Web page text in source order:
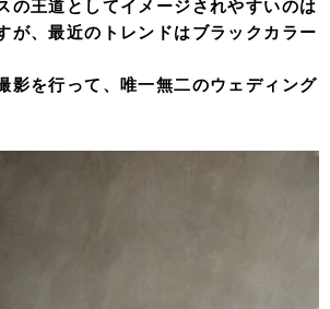
の王道としてイメージされやすいのは
が、最近のトレンドはブラックカラー
影を行って、唯一無二のウェディング